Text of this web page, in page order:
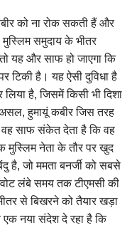
को ना रोक सकती हैं और
समुदाय के भीतर
यह और साफ हो जाएगा कि
टिकी है। यह ऐसी दुविधा है
है, जिसमें किसी भी दिशा
हुमायूं कबीर जिस तरह
वह साफ संकेत देता है कि वह
मुस्लिम नेता के तौर पर खुद
है, जो ममता बनर्जी को सबसे
लंबे समय तक टीएमसी की
से बिखरने को तैयार खड़ा
नया संदेश दे रहा है कि